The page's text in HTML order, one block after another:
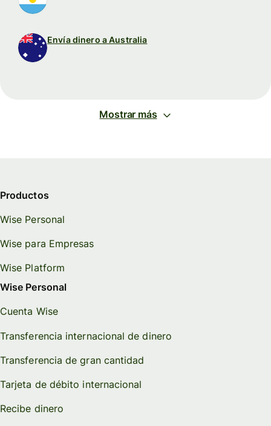
Envía dinero a Australia
Mostrar más
Productos
Wise Personal
Wise para Empresas
Wise Platform
Wise Personal
Cuenta Wise
Transferencia internacional de dinero
Transferencia de gran cantidad
Tarjeta de débito internacional
Recibe dinero